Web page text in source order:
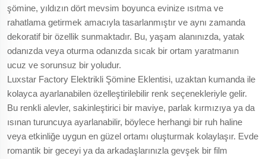
şömine, yıldızın dört mevsim boyunca evinize ısıtma ve
rahatlama getirmek amacıyla tasarlanmıştır ve aynı zamanda
dekoratif bir özellik sunmaktadır. Bu, yaşam alanınızda, yatak
odanızda veya oturma odanızda sıcak bir ortam yaratmanın
ucuz ve sorunsuz bir yoludur.
Luxstar Factory Elektrikli Şömine Eklentisi, uzaktan kumanda ile
kolayca ayarlanabilen özelleştirilebilir renk seçenekleriyle gelir.
Bu renkli alevler, sakinleştirici bir maviye, parlak kırmızıya ya da
ısınan turuncuya ayarlanabilir, böylece herhangi bir ruh haline
veya etkinliğe uygun en güzel ortamı oluşturmak kolaylaşır. Evde
romantik bir geceyi ya da arkadaşlarınızla gevşek bir film